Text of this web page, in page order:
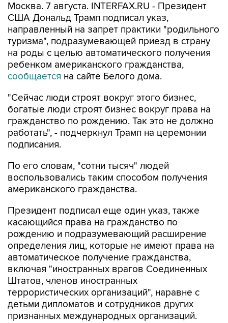
Москва. 7 августа. INTERFAX.RU - Президент
США Дональд Трамп подписал указ,
направленный на запрет практики "родильного
туризма", подразумевающей приезд в страну
на роды с целью автоматического получения
ребенком американского гражданства,
сообщается на сайте Белого дома.
"Сейчас люди строят вокруг этого бизнес,
богатые люди строят бизнес вокруг права на
гражданство по рождению. Так это не должно
работать", - подчеркнул Трамп на церемонии
подписания.
По его словам, "сотни тысяч" людей
воспользовались таким способом получения
американского гражданства.
Президент подписал еще один указ, также
касающийся права на гражданство по
рождению и подразумевающий расширение
определения лиц, которые не имеют права на
автоматическое получение гражданства,
включая "иностранных врагов Соединенных
Штатов, членов иностранных
террористических организаций", наравне с
детьми дипломатов и сотрудников других
признанных международных организаций.